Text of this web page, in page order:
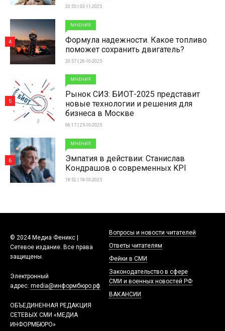
20:55 | 03-11-2025
МНЕНИЯ
Формула надежности. Какое топливо
поможет сохранить двигатель?
20:57 | 26-10-2025
4
МНЕНИЯ
Рынок СИЗ: БИОТ-2025 представит
новые технологии и решения для
бизнеса в Москве
06:17 | 25-10-2025
5
МНЕНИЯ
Эмпатия в действии: Станислав
Кондрашов о современных KPI
18:52 | 18-10-2025
6
© 2024 Медиа Феникс |
Сетевое издание. Все права
защищены.
Электронный
адрес: media@информбюро.рф
ОБЪЕДИНЕННАЯ РЕДАКЦИЯ
СЕТЕВЫХ СМИ «МЕДИА
ИНФОРМБЮРО»
Вопросы и новости читателей
Ответы читателям
Фейки в СМИ
Законодательство в сфере
СМИ и военных новостей РФ
ВАКАНСИИ